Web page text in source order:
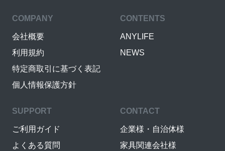
COMPANY
会社概要
利用規約
特定商取引に基づく表記
個人情報保護方針
CONTENTS
ANYLIFE
NEWS
SUPPORT
ご利用ガイド
よくある質問
CONTACT
企業様・自治体様
家具関連会社様